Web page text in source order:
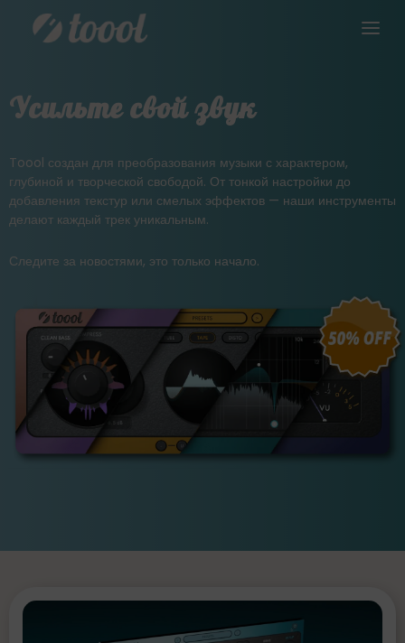
Усильте свой звук
Toool создан для преобразования музыки с характером,
глубиной и творческой свободой. От тонкой настройки до
добавления текстур или смелых эффектов — наши инструменты
делают каждый трек уникальным.
Следите за новостями, это только начало.